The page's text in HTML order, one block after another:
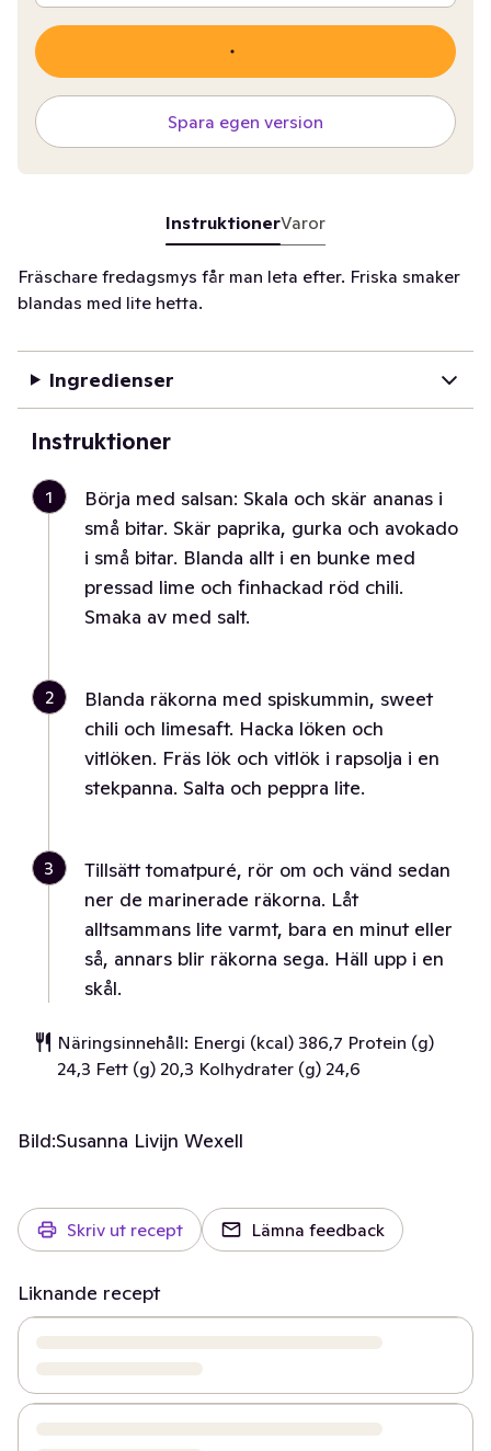
Spara egen version
InstruktionerVaror
Fräschare fredagsmys får man leta efter. Friska smaker
blandas med lite hetta.
Ingredienser
Instruktioner
1
Börja med salsan: Skala och skär ananas i
små bitar. Skär paprika, gurka och avokado
i små bitar. Blanda allt i en bunke med
pressad lime och finhackad röd chili.
Smaka av med salt.
2
Blanda räkorna med spiskummin, sweet
chili och limesaft. Hacka löken och
vitlöken. Fräs lök och vitlök i rapsolja i en
stekpanna. Salta och peppra lite.
3
Tillsätt tomatpuré, rör om och vänd sedan
ner de marinerade räkorna. Låt
alltsammans lite varmt, bara en minut eller
så, annars blir räkorna sega. Häll upp i en
skål.
Näringsinnehåll: Energi (kcal) 386,7 Protein (g)
24,3 Fett (g) 20,3 Kolhydrater (g) 24,6
Bild:Susanna Livijn Wexell
Skriv ut recept Lämna feedback
Liknande recept